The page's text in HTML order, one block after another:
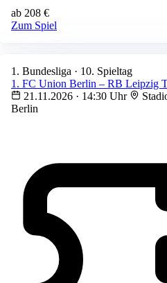
ab 208 €
Zum Spiel
1. Bundesliga · 10. Spieltag
1. FC Union Berlin – RB Leipzig
21.11.2026 · 14:30 Uhr
Berlin